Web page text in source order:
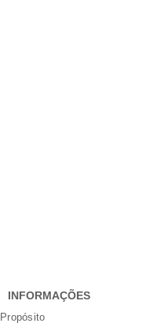
INFORMAÇÕES
Propósito